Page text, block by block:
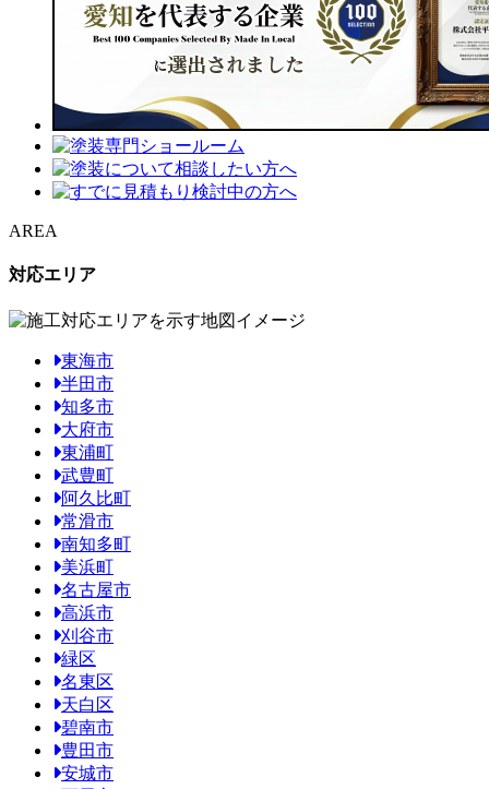
AREA
対応エリア
東海市
半田市
知多市
大府市
東浦町
武豊町
阿久比町
常滑市
南知多町
美浜町
名古屋市
高浜市
刈谷市
緑区
名東区
天白区
碧南市
豊田市
安城市